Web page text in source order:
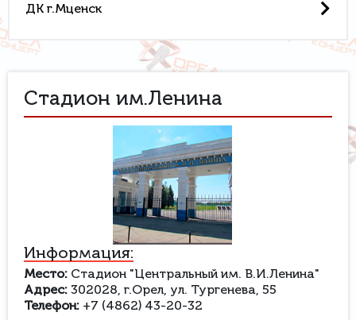
ДК г.Мценск
Стадион им.Ленина
Информация:
Место: Стадион "Центральный им. В.И.Ленина"
Адрес: 302028, г.Орел, ул. Тургенева, 55
Телефон: +7 (4862) 43-20-32